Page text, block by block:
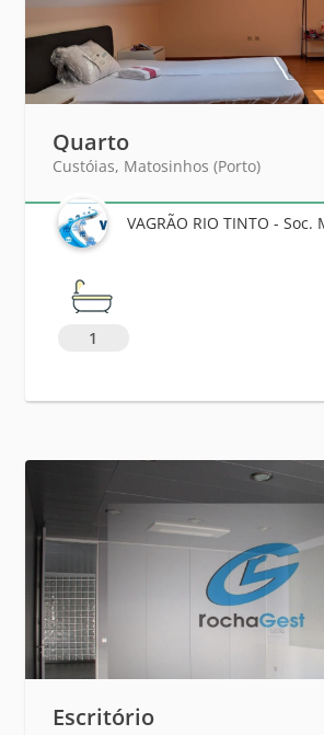
Quarto
Custóias, Matosinhos (Porto)
1
Escritório